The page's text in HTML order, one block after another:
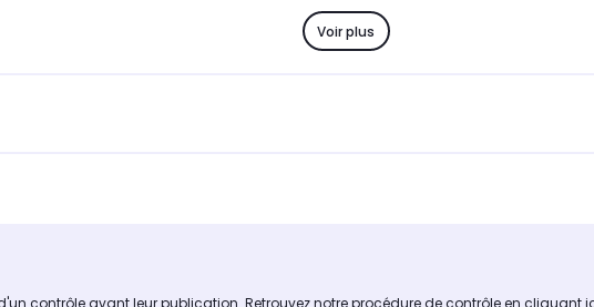
Voir plus
contrôle avant leur publication. Retrouvez notre procédure de contrôleen cliquant